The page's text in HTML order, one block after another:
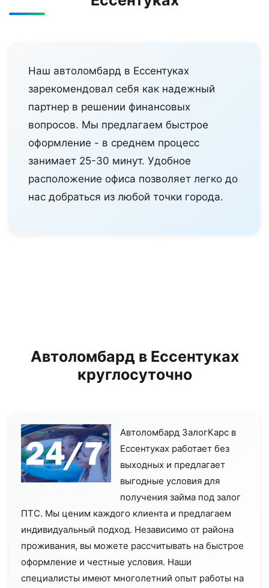
Наш автоломбард в Ессентуках
зарекомендовал себя как надежный
партнер в решении финансовых
вопросов. Мы предлагаем быстрое
оформление - в среднем процесс
занимает 25-30 минут. Удобное
расположение офиса позволяет легко до
нас добраться из любой точки города.
Автоломбард в Ессентуках
круглосуточно
Автоломбард ЗалогКарс в
Ессентуках работает без
выходных и предлагает
выгодные условия для
получения займа под залог
ПТС. Мы ценим каждого клиента и предлагаем
индивидуальный подход. Независимо от района
проживания, вы можете рассчитывать на быстрое
оформление и честные условия. Наши
специалисты имеют многолетний опыт работы на